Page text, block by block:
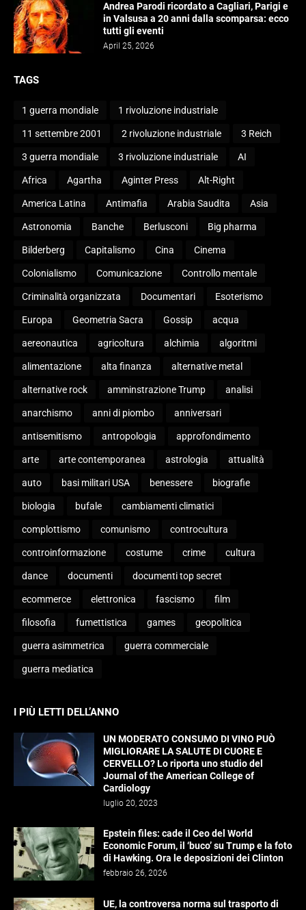
Andrea Parodi ricordato a Cagliari, Parigi e
in Valsusa a 20 anni dalla scomparsa: ecco
tutti gli eventi
April 25, 2026
TAGS
1 guerra mondiale 1 rivoluzione industriale
11 settembre 2001 2 rivoluzione industriale 3 Reich
3 guerra mondiale 3 rivoluzione industriale AI
Africa Agartha Aginter Press Alt-Right
America Latina Antimafia Arabia Saudita Asia
Astronomia Banche Berlusconi Big pharma
Bilderberg Capitalismo Cina Cinema
Colonialismo Comunicazione Controllo mentale
Criminalità organizzata Documentari Esoterismo
Europa Geometria Sacra Gossip acqua
aereonautica agricoltura alchimia algoritmi
alimentazione alta finanza alternative metal
alternative rock amminstrazione Trump analisi
anarchismo anni di piombo anniversari
antisemitismo antropologia approfondimento
arte arte contemporanea astrologia attualità
auto basi militari USA benessere biografie
biologia bufale cambiamenti climatici
complottismo comunismo controcultura
controinformazione costume crime cultura
dance documenti documenti top secret
ecommerce elettronica fascismo film
filosofia fumettistica games geopolitica
guerra asimmetrica guerra commerciale
guerra mediatica
I PIÙ LETTI DELL’ANNO
UN MODERATO CONSUMO DI VINO PUÒ
MIGLIORARE LA SALUTE DI CUORE E
CERVELLO? Lo riporta uno studio del
Journal of the American College of
Cardiology
luglio 20, 2023
Epstein files: cade il Ceo del World
Economic Forum, il ‘buco’ su Trump e la foto
di Hawking. Ora le deposizioni dei Clinton
febbraio 26, 2026
UE, la controversa norma sul trasporto di